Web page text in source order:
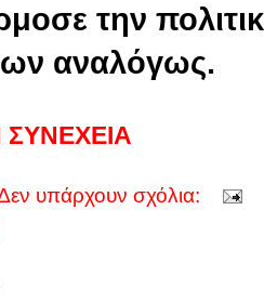
την
αναλόγως.
υπάρχουν σχόλια: